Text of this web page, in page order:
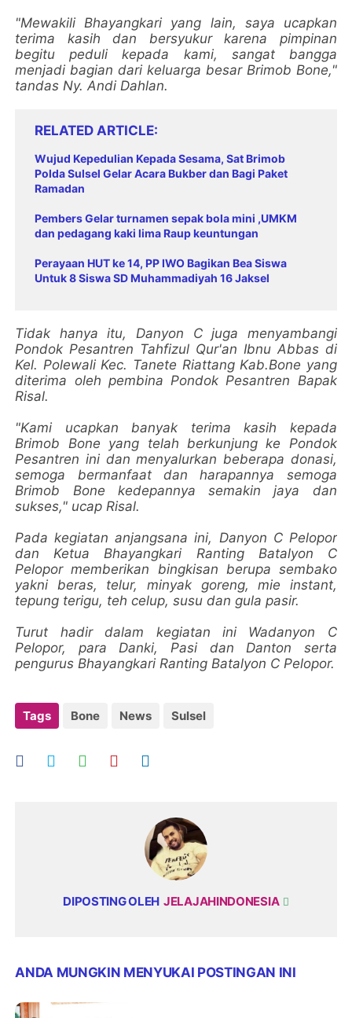
"Mewakili Bhayangkari yang lain, saya ucapkan
terima kasih dan bersyukur karena pimpinan
begitu peduli kepada kami, sangat bangga
menjadi bagian dari keluarga besar Brimob Bone,"
tandas Ny. Andi Dahlan.
RELATED ARTICLE
Wujud Kepedulian Kepada Sesama, Sat Brimob
Polda Sulsel Gelar Acara Bukber dan Bagi Paket
Ramadan
Pembers Gelar turnamen sepak bola mini ,UMKM
dan pedagang kaki lima Raup keuntungan
Perayaan HUT ke 14, PP IWO Bagikan Bea Siswa
Untuk 8 Siswa SD Muhammadiyah 16 Jaksel
Tidak hanya itu, Danyon C juga menyambangi
Pondok Pesantren Tahfizul Qur'an Ibnu Abbas di
Kel. Polewali Kec. Tanete Riattang Kab.Bone yang
diterima oleh pembina Pondok Pesantren Bapak
Risal.
"Kami ucapkan banyak terima kasih kepada
Brimob Bone yang telah berkunjung ke Pondok
Pesantren ini dan menyalurkan beberapa donasi,
semoga bermanfaat dan harapannya semoga
Brimob Bone kedepannya semakin jaya dan
sukses," ucap Risal.
Pada kegiatan anjangsana ini, Danyon C Pelopor
dan Ketua Bhayangkari Ranting Batalyon C
Pelopor memberikan bingkisan berupa sembako
yakni beras, telur, minyak goreng, mie instant,
tepung terigu, teh celup, susu dan gula pasir.
Turut hadir dalam kegiatan ini Wadanyon C
Pelopor, para Danki, Pasi dan Danton serta
pengurus Bhayangkari Ranting Batalyon C Pelopor.
Tags Bone News Sulsel
DIPOSTING OLEH JELAJAHINDONESIA
ANDA MUNGKIN MENYUKAI POSTINGAN INI